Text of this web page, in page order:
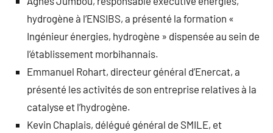
hydrogène à l’ENSIBS, a présenté la formation «
Ingénieur énergies, hydrogène » dispensée au sein de
l’établissement morbihannais.
Emmanuel Rohart, directeur général d’Enercat, a
présenté les activités de son entreprise relatives à la
catalyse et l’hydrogène.
Kevin Chaplais, délégué général de SMILE, et